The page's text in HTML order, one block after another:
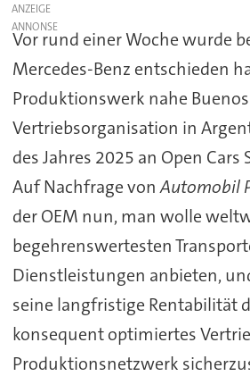
ANZEIGE
Vor rund einer Woche wurde
Mercedes-Benz entschieden
Produktionswerk nahe
Vertriebsorganisation in
des Jahres 2025 an Open Cars
Auf Nachfrage vonAutomobil
der OEM nun, man wolle
begehrenswertesten
Dienstleistungen anbieten,
seine langfristige Rentabilität
konsequent optimiertes
Produktionsnetzwerk